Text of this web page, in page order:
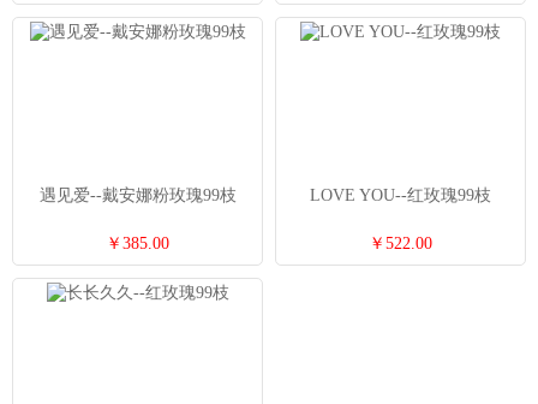
遇见爱--戴安娜粉玫瑰99枝
￥385.00
LOVE YOU--红玫瑰99枝
￥522.00